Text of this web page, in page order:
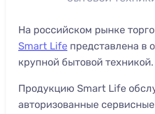
На российском рынке
Smart Life представлена в
крупной бытовой техникой.
Продукцию Smart Life
авторизованные